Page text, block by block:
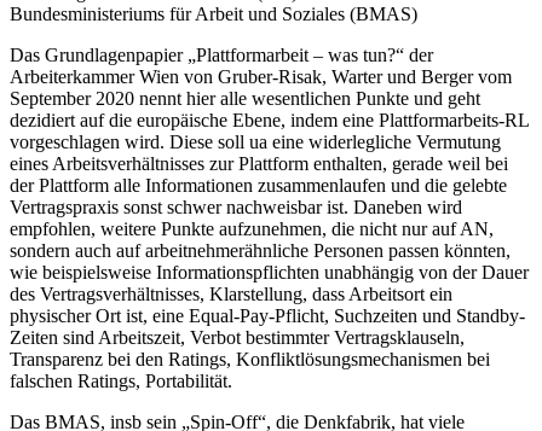
Bundesministeriums für Arbeit und Soziales (BMAS)
Das Grundlagenpapier „Plattformarbeit – was tun?“ der
Arbeiterkammer Wien von Gruber-Risak, Warter und Berger vom
September 2020 nennt hier alle wesentlichen Punkte und geht
dezidiert auf die europäische Ebene, indem eine Plattformarbeits-RL
vorgeschlagen wird. Diese soll ua eine widerlegliche Vermutung
eines Arbeitsverhältnisses zur Plattform enthalten, gerade weil bei
der Plattform alle Informationen zusammenlaufen und die gelebte
Vertragspraxis sonst schwer nachweisbar ist. Daneben wird
empfohlen, weitere Punkte aufzunehmen, die nicht nur auf AN,
sondern auch auf arbeitnehmerähnliche Personen passen könnten,
wie beispielsweise Informationspflichten unabhängig von der Dauer
des Vertragsverhältnisses, Klarstellung, dass Arbeitsort ein
physischer Ort ist, eine Equal-Pay-Pflicht, Suchzeiten und Standby-
Zeiten sind Arbeitszeit, Verbot bestimmter Vertragsklauseln,
Transparenz bei den Ratings, Konfliktlösungsmechanismen bei
falschen Ratings, Portabilität.
Das BMAS, insb sein „Spin-Off“, die Denkfabrik, hat viele